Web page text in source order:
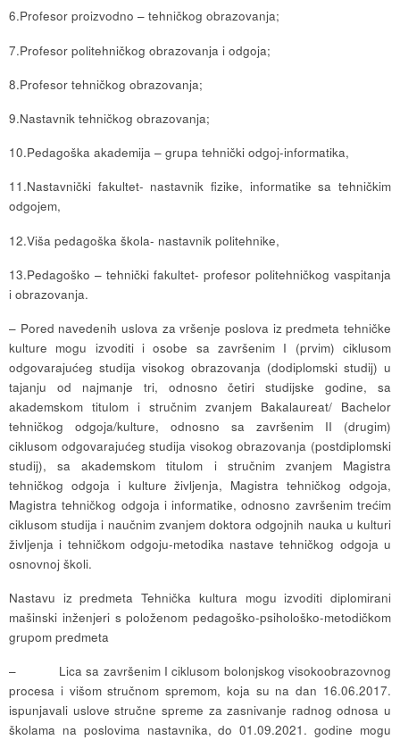
6.Profesor proizvodno – tehničkog obrazovanja;
7.Profesor politehničkog obrazovanja i odgoja;
8.Profesor tehničkog obrazovanja;
9.Nastavnik tehničkog obrazovanja;
10.Pedagoška akademija – grupa tehnički odgoj-informatika,
11.Nastavnički fakultet- nastavnik fizike, informatike sa tehničkim
odgojem,
12.Viša pedagoška škola- nastavnik politehnike,
13.Pedagoško – tehnički fakultet- profesor politehničkog vaspitanja
i obrazovanja.
– Pored navedenih uslova za vršenje poslova iz predmeta tehničke
kulture mogu izvoditi i osobe sa završenim I (prvim) ciklusom
odgovarajućeg studija visokog obrazovanja (dodiplomski studij) u
tajanju od najmanje tri, odnosno četiri studijske godine, sa
akademskom titulom i stručnim zvanjem Bakalaureat/ Bachelor
tehničkog odgoja/kulture, odnosno sa završenim II (drugim)
ciklusom odgovarajućeg studija visokog obrazovanja (postdiplomski
studij), sa akademskom titulom i stručnim zvanjem Magistra
tehničkog odgoja i kulture življenja, Magistra tehničkog odgoja,
Magistra tehničkog odgoja i informatike, odnosno završenim trećim
ciklusom studija i naučnim zvanjem doktora odgojnih nauka u kulturi
življenja i tehničkom odgoju-metodika nastave tehničkog odgoja u
osnovnoj školi.
Nastavu iz predmeta Tehnička kultura mogu izvoditi diplomirani
mašinski inženjeri s položenom pedagoško-psihološko-metodičkom
grupom predmeta
– Lica sa završenim I ciklusom bolonjskog visokoobrazovnog
procesa i višom stručnom spremom, koja su na dan 16.06.2017.
ispunjavali uslove stručne spreme za zasnivanje radnog odnosa u
školama na poslovima nastavnika, do 01.09.2021. godine mogu